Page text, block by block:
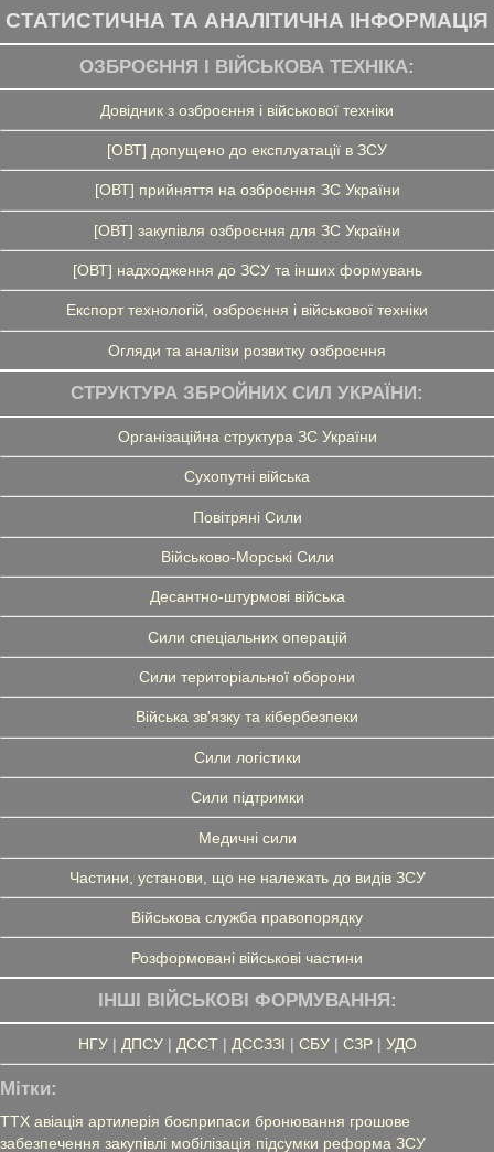
СТАТИСТИЧНА ТА АНАЛІТИЧНА ІНФОРМАЦІЯ
ОЗБРОЄННЯ І ВІЙСЬКОВА ТЕХНІКА:
Довідник з озброєння і військової техніки
[ОВТ] допущено до експлуатації в ЗСУ
[ОВТ] прийняття на озброєння ЗС України
[ОВТ] закупівля озброєння для ЗС України
[ОВТ] надходження до ЗСУ та інших формувань
Експорт технологій, озброєння і військової техніки
Огляди та аналізи розвитку озброєння
СТРУКТУРА ЗБРОЙНИХ СИЛ УКРАЇНИ:
Організаційна структура ЗС України
Сухопутні війська
Повітряні Сили
Військово-Морські Сили
Десантно-штурмові війська
Сили спеціальних операцій
Сили територіальної оборони
Війська зв'язку та кібербезпеки
Сили логістики
Сили підтримки
Медичні сили
Частини, установи, що не належать до видів ЗСУ
Військова служба правопорядку
Розформовані військові частини
ІНШІ ВІЙСЬКОВІ ФОРМУВАННЯ:
НГУ| ДПСУ| ДССТ| ДССЗЗІ | СБУ| СЗР| УДО
Мітки:
ТТХ авіація артилерія боєприпаси бронювання грошове
забезпечення закупівлі мобілізація підсумки реформа ЗСУ